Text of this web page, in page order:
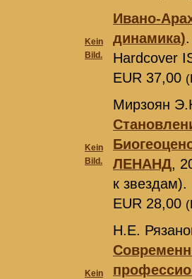
Kein
Bild.
Ивано-
динамика)
Hardcover
EUR 37,00
Kein
Bild.
Мирзоян
ЛЕНАНД,
к
EUR 28,00
Kein
Н.Е.